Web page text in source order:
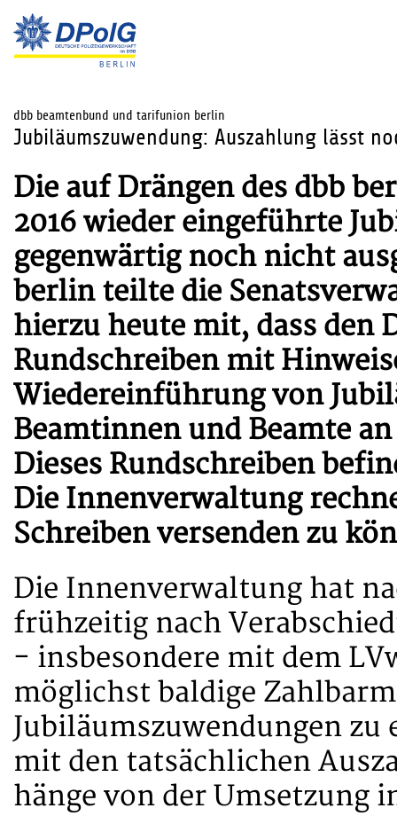
dbb beamtenbund und tarifunion berlin
Jubiläumszuwendung: Auszahlung lässt
Die auf Drängen des dbb
2016 wieder eingeführte
gegenwärtig noch nicht
berlin teilte die
hierzu heute mit, dass den
Rundschreiben mit
Wiedereinführung von
Beamtinnen und Beamte
Dieses Rundschreiben
Die Innenverwaltung
Schreiben versenden zu
Die Innenverwaltung hat
frühzeitig nach
- insbesondere mit dem
möglichst baldige
Jubiläumszuwendungen
mit den tatsächlichen
hänge von der Umsetzung